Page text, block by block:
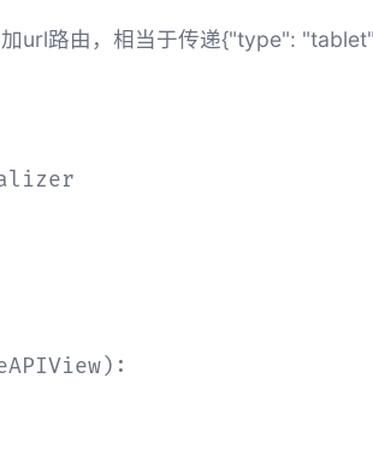
url路由，相当于传递{"type":